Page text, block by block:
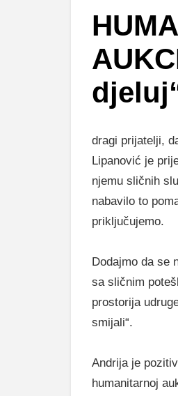
dragi prijatelji,
Lipanović je
njemu sličnih
nabavilo to
priključujemo.
Dodajmo da se
sa sličnim
prostorija
smijali“.
Andrija je
humanitarnoj